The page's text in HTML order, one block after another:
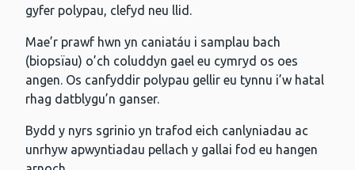
gyfer polypau, clefyd neu llid.
Mae’r prawf hwn yn caniatáu i samplau bach
(biopsïau) o’ch coluddyn gael eu cymryd os oes
angen. Os canfyddir polypau gellir eu tynnu i’w hatal
rhag datblygu’n ganser.
Bydd y nyrs sgrinio yn trafod eich canlyniadau ac
unrhyw apwyntiadau pellach y gallai fod eu hangen